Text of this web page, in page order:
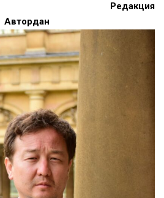
Редакция
Автордан